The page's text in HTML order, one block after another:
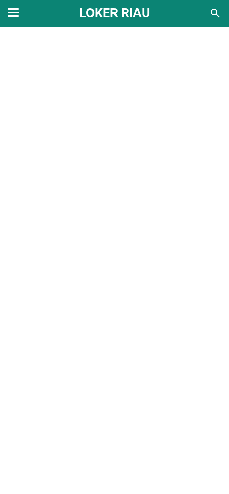
LOKER RIAU